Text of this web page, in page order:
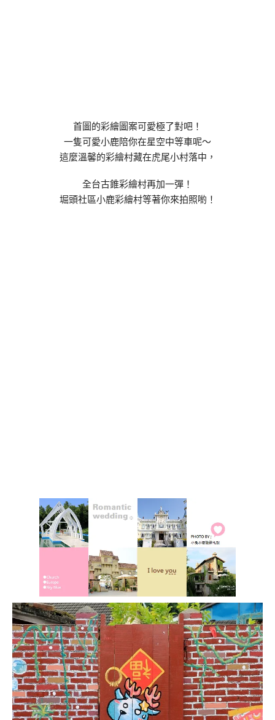
首圖的彩繪圖案可愛極了對吧！
一隻可愛小鹿陪你在星空中等車呢～
這麼溫馨的彩繪村藏在虎尾小村落中，
全台古錐彩繪村再加一彈！
堀頭社區小鹿彩繪村等著你來拍照喲！